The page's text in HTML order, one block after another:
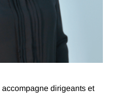
accompagne dirigeants et